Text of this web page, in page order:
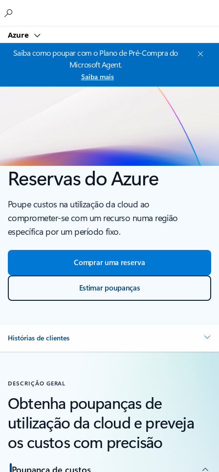
Azure
Saiba como poupar com o Plano de Pré-Compra do
Microsoft Agent.
Saiba mais
Reservas do Azure
Poupe custos na utilização da cloud ao
comprometer-se com um recurso numa região
específica por um período fixo.
Comprar uma reserva
Estimar poupanças
Histórias de clientes
DESCRIÇÃO GERAL
Obtenha poupanças de
utilização da cloud e preveja
os custos com precisão
Poupança de custos